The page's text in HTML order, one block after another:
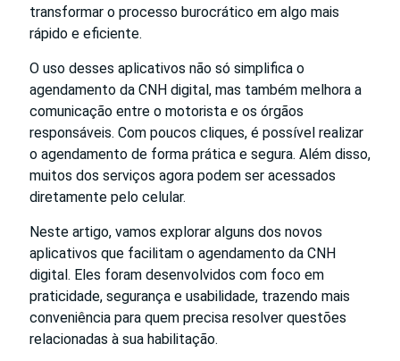
transformar o processo burocrático em algo mais
rápido e eficiente.
O uso desses aplicativos não só simplifica o
agendamento da CNH digital, mas também melhora a
comunicação entre o motorista e os órgãos
responsáveis. Com poucos cliques, é possível realizar
o agendamento de forma prática e segura. Além disso,
muitos dos serviços agora podem ser acessados
diretamente pelo celular.
Neste artigo, vamos explorar alguns dos novos
aplicativos que facilitam o agendamento da CNH
digital. Eles foram desenvolvidos com foco em
praticidade, segurança e usabilidade, trazendo mais
conveniência para quem precisa resolver questões
relacionadas à sua habilitação.